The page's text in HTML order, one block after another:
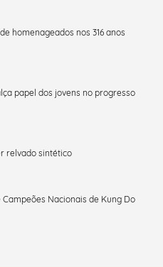
homenageados nos 316 anos
papel dos jovens no progresso
relvado sintético
Nacionais de Kung Do